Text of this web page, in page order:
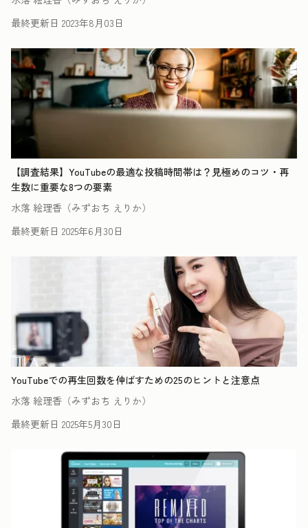
最終更新日 2023年8月03日
【調査結果】YouTubeの最適な投稿時間帯は？見極めのコツ・再
生数に重要な8つの要素
水落 絵理香（みずおち えりか）
最終更新日 2025年6月30日
YouTubeでの再生回数を伸ばすための25のヒントと注意点
水落 絵理香（みずおち えりか）
最終更新日 2025年5月30日